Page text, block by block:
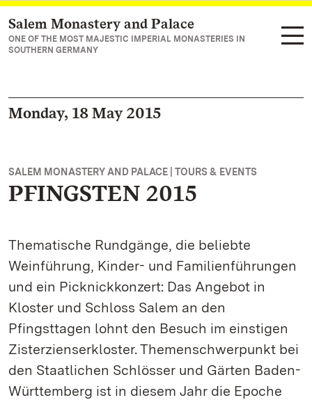
Navigate to main page
Salem Monastery and Palace
ONE OF THE MOST MAJESTIC IMPERIAL MONASTERIES IN
SOUTHERN GERMANY
Monday, 18 May 2015
SALEM MONASTERY AND PALACE | TOURS & EVENTS
PFINGSTEN 2015
Thematische Rundgänge, die beliebte
Weinführung, Kinder- und Familienführungen
und ein Picknickkonzert: Das Angebot in
Kloster und Schloss Salem an den
Pfingsttagen lohnt den Besuch im einstigen
Zisterzienserkloster. Themenschwerpunkt bei
den Staatlichen Schlösser und Gärten Baden-
Württemberg ist in diesem Jahr die Epoche